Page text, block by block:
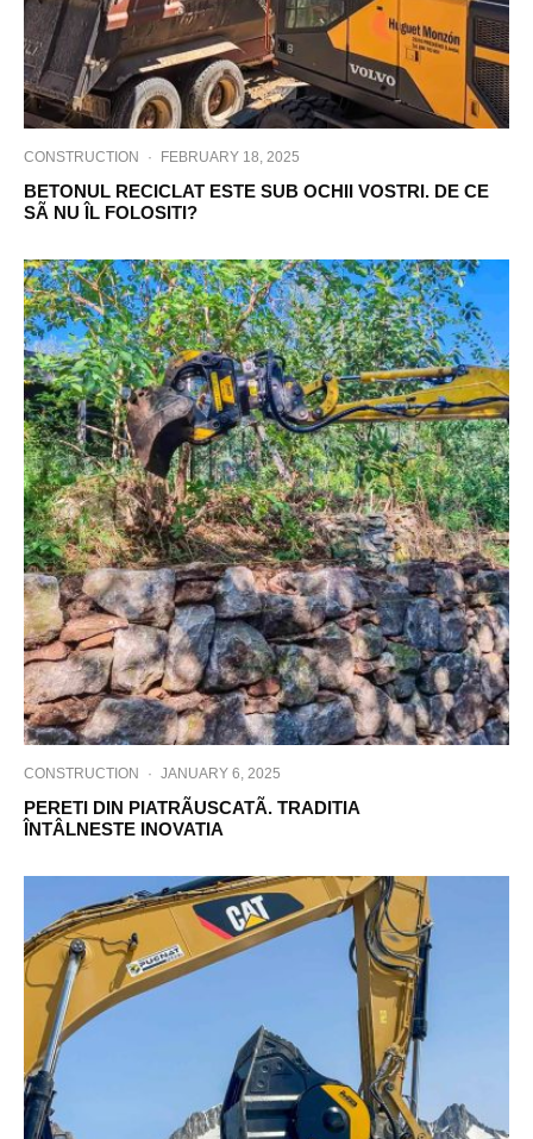
CONSTRUCTION · FEBRUARY 18, 2025
BETONUL RECICLAT ESTE SUB OCHII VOSTRI. DE CE
SÃ NU ÎL FOLOSITI?
CONSTRUCTION · JANUARY 6, 2025
PERETI DIN PIATRÃUSCATÃ. TRADITIA
ÎNTÂLNESTE INOVATIA